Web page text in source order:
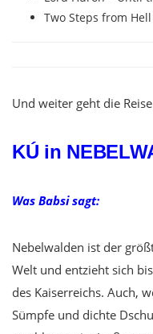
Two Steps from
Und weiter geht die
KÚ in
Was Babsi sagt:
Nebelwalden ist der
Welt und entzieht sich
des Kaiserreichs. Auch,
Sümpfe und dichte